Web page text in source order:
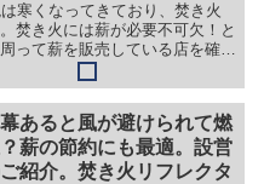
寒くなってきており、焚き火
焚き火には薪が必要不可欠！と
って薪を販売している店を確認
ール箱入り。598円...
あると風が避けられて燃
薪の節約にも最適。設営
紹介。焚き火リフレクタ